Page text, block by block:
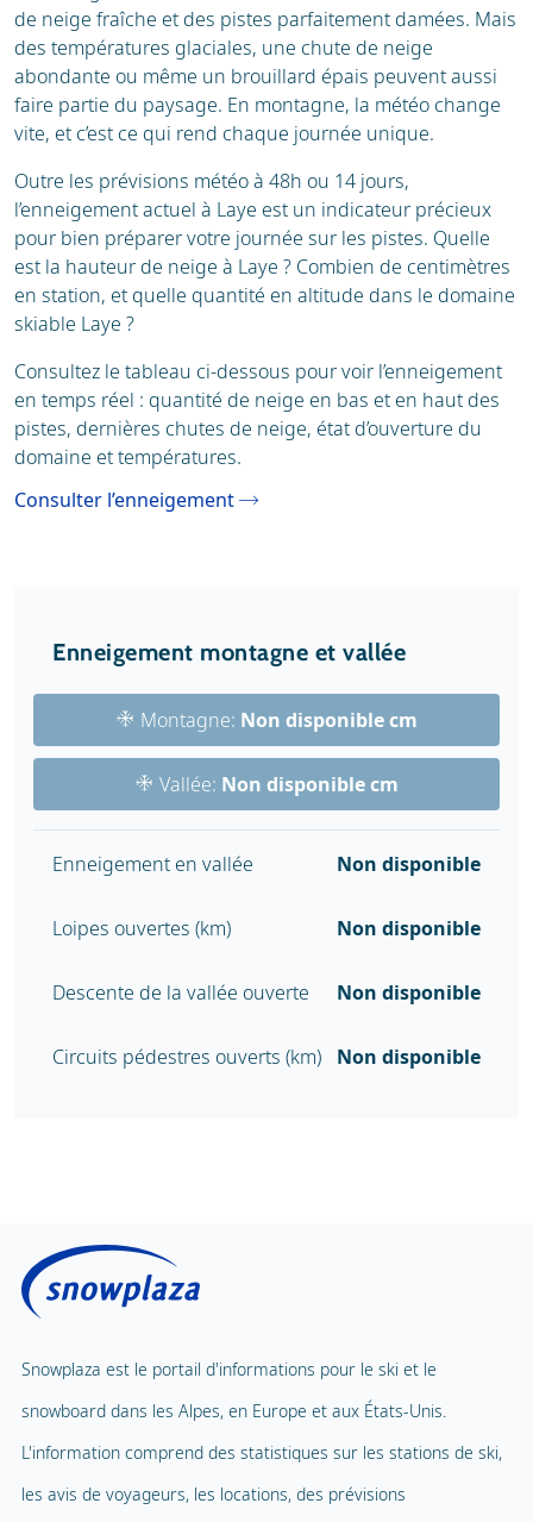
de neige fraîche et des pistes parfaitement damées. Mais
des températures glaciales, une chute de neige
abondante ou même un brouillard épais peuvent aussi
faire partie du paysage. En montagne, la météo change
vite, et c’est ce qui rend chaque journée unique.
Outre les prévisions météo à 48h ou 14 jours,
l’enneigement actuel à Laye est un indicateur précieux
pour bien préparer votre journée sur les pistes. Quelle
est la hauteur de neige à Laye ? Combien de centimètres
en station, et quelle quantité en altitude dans le domaine
skiable Laye ?
Consultez le tableau ci-dessous pour voir l’enneigement
en temps réel : quantité de neige en bas et en haut des
pistes, dernières chutes de neige, état d’ouverture du
domaine et températures.
Consulter l’enneigement
Enneigement montagne et vallée
Montagne: Non disponible cm
Vallée: Non disponible cm
Enneigement en vallée Non disponible
Loipes ouvertes (km) Non disponible
Descente de la vallée ouverte Non disponible
Circuits pédestres ouverts (km) Non disponible
Snowplaza est le portail d'informations pour le ski et le
snowboard dans les Alpes, en Europe et aux États-Unis.
L'information comprend des statistiques sur les stations de ski,
les avis de voyageurs, les locations, des prévisions